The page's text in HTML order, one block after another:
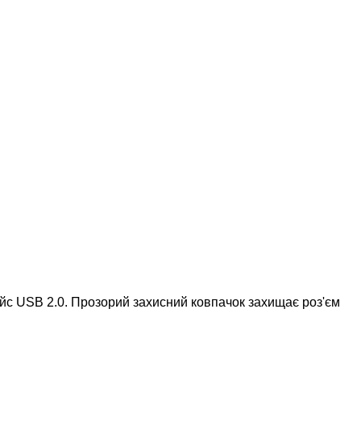
USB 2.0. Прозорий захисний ковпачок захищає роз'єм